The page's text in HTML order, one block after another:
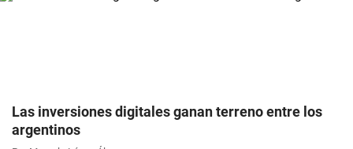
Las inversiones digitales ganan terreno entre los
argentinos